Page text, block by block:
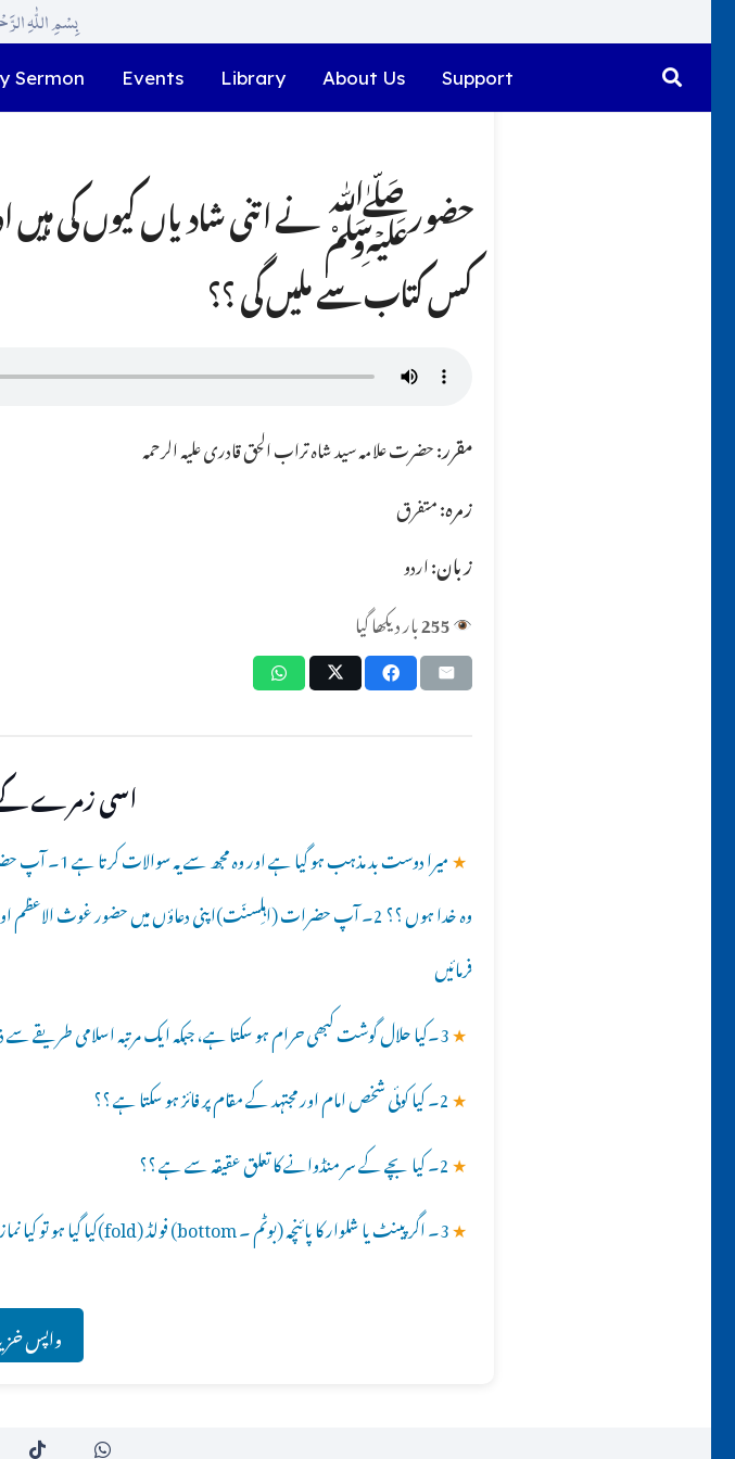
بِسْمِ اللّٰہِ
Sermon Events Library About Us Support
حضورﷺ نے اتنی شادیاں کیوں کی ہیں
کس کتاب سے ملیں گی ؟؟
مقرر:حضرت علامہ سید شاہ تراب الحق قادری علیہ الرحمہ
زمرہ:متفرق
زبان:اردو
255بار دیکھا گیا
اسی زمرے
★
میرا دوست بد
وہ خدا ہوں ؟؟ 2۔ آپ حضرات (اہلِسنّت)اپنی دعاؤں میں حضور غوث
فرمائیں
★3۔کیا حلال گوشت کبھی حرام ہو سکتا ہے، جبکہ ایک مرتبہ اسلامی طریقے سے ذبیحہ حلال ہو چکا ہو؟؟
★2۔ کیا کوئی شخص امام اور مجتہد کے مقام پر فائز ہو سکتا ہے ؟؟
★2۔ کیا بچے کے سر منڈوانے کا تعلق عقیقہ سے ہے ؟؟
★3۔ اگر پینٹ یا شلوار کا پائنچہ (بوٹم ۔ bottom) فولڈ (fold)کیا گیا ہو تو کیا نماز ادا ہو جائے گی ؟؟
واپس